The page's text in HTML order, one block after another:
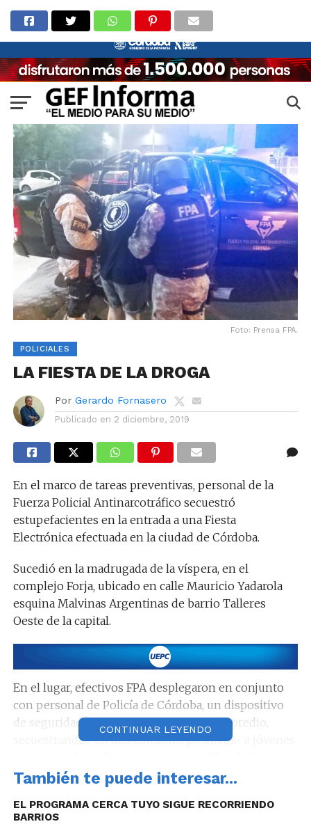
Foto: Prensa FPA.
POLICIALES
LA FIESTA DE LA DROGA
Por Gerardo Fornasero
Publicado en 2 diciembre, 2019
En el marco de tareas preventivas, personal de la
Fuerza Policial Antinarcotráfico secuestró
estupefacientes en la entrada a una Fiesta
Electrónica efectuada en la ciudad de Córdoba.
Sucedió en la madrugada de la víspera, en el
complejo Forja, ubicado en calle Mauricio Yadarola
esquina Malvinas Argentinas de barrio Talleres
Oeste de la capital.
En el lugar, efectivos FPA desplegaron en conjunto
con personal de Policía de Córdoba, un dispositivo
de seguridad preventivo en la entrada al predio,
secuestrando -en dos controles positivos- a jóvenes
(MDMA) y dosis de marihuana, entre otros
elementos en infracción a la Ley Nacional de
Estupefacientes 23.737. Por el hecho se detuvo a dos
CONTINUAR LEYENDO
También te puede interesar...
EL PROGRAMA CERCA TUYO SIGUE RECORRIENDO
BARRIOS